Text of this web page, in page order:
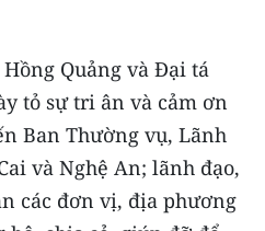
Quảng và Đại tá
tỏ sự tri ân và cảm ơn
Ban Thường vụ, Lãnh
và Nghệ An; lãnh đạo,
các đơn vị, địa phương